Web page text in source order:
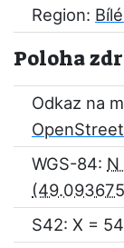
Region:
Poloha
Odkaz na
WGS-84: N
S42: X =